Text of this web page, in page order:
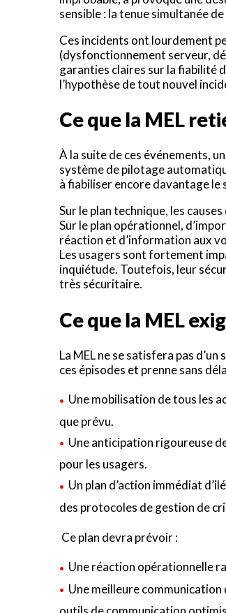
sensible : la tenue simultanée
Ces incidents ont lourdement
(dysfonctionnement serveur,
garanties claires sur la fiabilité
l’hypothèse de tout nouvel
Ce que la MEL
À la suite de ces événements,
système de pilotage
à fiabiliser encore davantage le
Sur le plan technique, les
Sur le plan opérationnel,
réaction et d’information aux
Les usagers sont fortement
inquiétude. Toutefois, leur
très sécuritaire.
Ce que la MEL
La MEL ne se satisfera pas
ces épisodes et prenne sans
Une mobilisation de tous les
que prévu.
Une anticipation rigoureuse
pour les usagers.
Un plan d’action immédiat
des protocoles de gestion de
Ce plan devra prévoir :
Une réaction opérationnelle
Une meilleure